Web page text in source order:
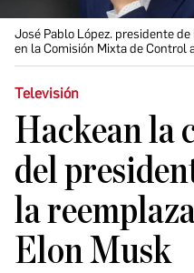
José Pablo López. presidente
en la Comisión Mixta de Control
Televisión
Hackean la
del
la
Elon Musk